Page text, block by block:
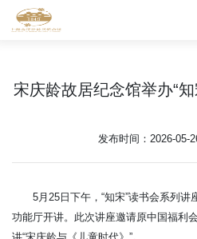
宋庆龄故居纪念馆举办“
发布时间：2026-05-
5月25日下午，“知宋”读书会系列
功能厅开讲。此次讲座邀请原中国福利